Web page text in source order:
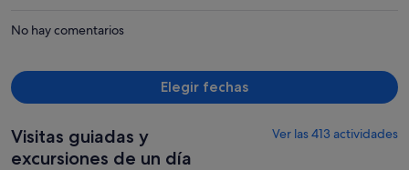
No hay comentarios
Elegir fechas
Visitas guiadas y
excursiones de un día
Ver las 413 actividades